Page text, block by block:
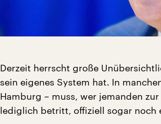
Derzeit herrscht große
sein eigenes System hat. In
Hamburg – muss, wer jemanden
lediglich betritt, offiziell sogar noch